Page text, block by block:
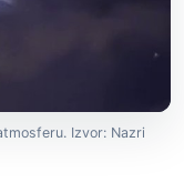
Izvor: Nazri